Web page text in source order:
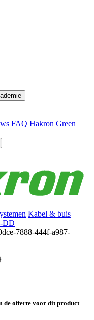
FAQ Hakron Green
Kabel & buis
DD
de offerte voor dit product